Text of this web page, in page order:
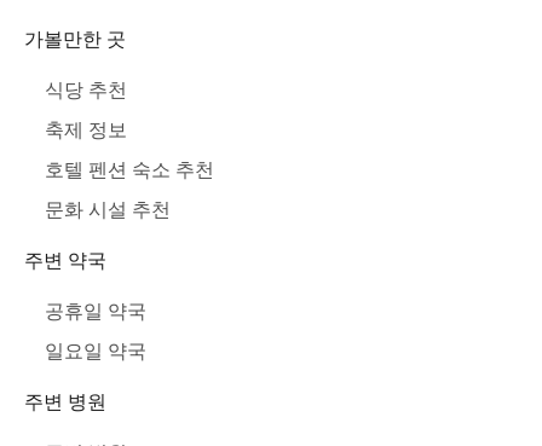
가볼만한 곳
식당 추천
축제 정보
호텔 펜션 숙소 추천
문화 시설 추천
주변 약국
공휴일 약국
일요일 약국
주변 병원